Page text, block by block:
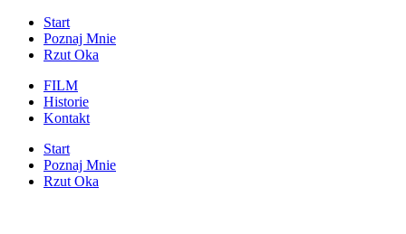
Start
Poznaj Mnie
Rzut Oka
FILM
Historie
Kontakt
Start
Poznaj Mnie
Rzut Oka